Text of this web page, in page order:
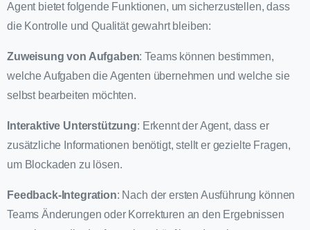
Agent bietet folgende Funktionen, um sicherzustellen, dass
die Kontrolle und Qualität gewahrt bleiben:
Zuweisung von Aufgaben: Teams können bestimmen,
welche Aufgaben die Agenten übernehmen und welche sie
selbst bearbeiten möchten.
Interaktive Unterstützung: Erkennt der Agent, dass er
zusätzliche Informationen benötigt, stellt er gezielte Fragen,
um Blockaden zu lösen.
Feedback-Integration: Nach der ersten Ausführung können
Teams Änderungen oder Korrekturen an den Ergebnissen